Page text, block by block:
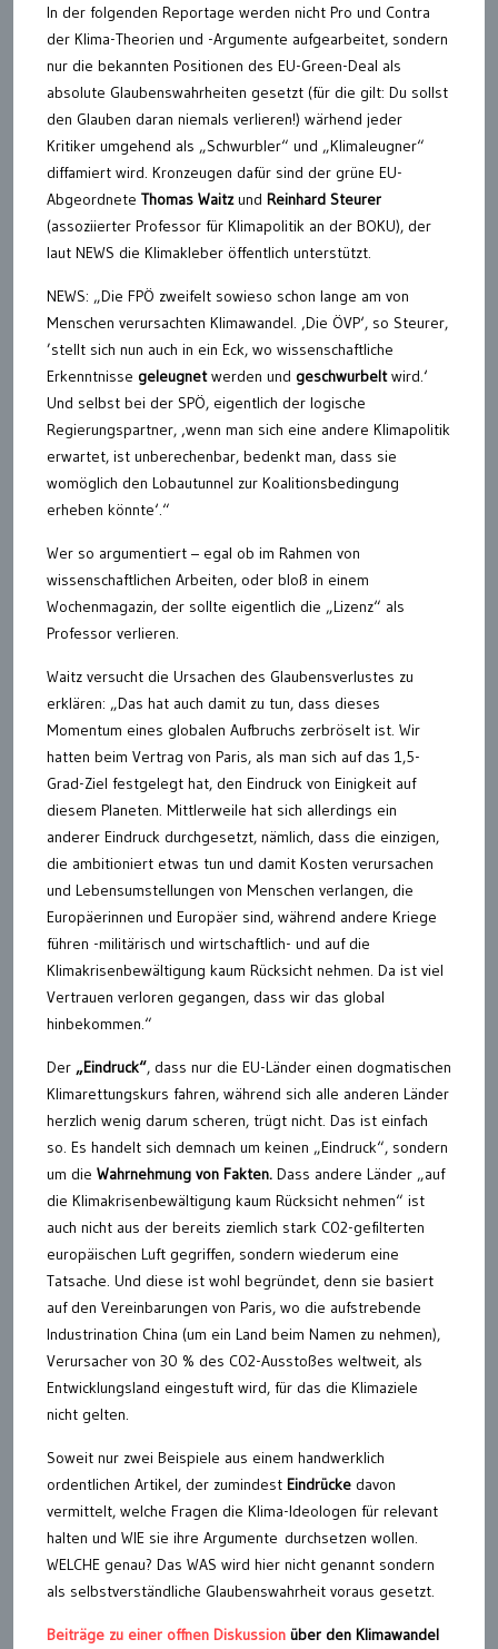
In der folgenden Reportage werden nicht Pro und Contra
der Klima-Theorien und -Argumente aufgearbeitet, sondern
nur die bekannten Positionen des EU-Green-Deal als
absolute Glaubenswahrheiten gesetzt (für die gilt: Du sollst
den Glauben daran niemals verlieren!) wärhend jeder
Kritiker umgehend als „Schwurbler“ und „Klimaleugner“
diffamiert wird. Kronzeugen dafür sind der grüne EU-
Abgeordnete Thomas Waitzund Reinhard Steurer
(assoziierter Professor für Klimapolitik an der BOKU), der
laut NEWS die Klimakleber öffentlich unterstützt.
NEWS: „Die FPÖ zweifelt sowieso schon lange am von
Menschen verursachten Klimawandel. ‚Die ÖVP‘, so Steurer,
’stellt sich nun auch in ein Eck, wo wissenschaftliche
Erkenntnisse geleugnetwerden und geschwurbeltwird.‘
Und selbst bei der SPÖ, eigentlich der logische
Regierungspartner, ‚wenn man sich eine andere Klimapolitik
erwartet, ist unberechenbar, bedenkt man, dass sie
womöglich den Lobautunnel zur Koalitionsbedingung
erheben könnte‘.“
Wer so argumentiert – egal ob im Rahmen von
wissenschaftlichen Arbeiten, oder bloß in einem
Wochenmagazin, der sollte eigentlich die „Lizenz“ als
Professor verlieren.
Waitz versucht die Ursachen des Glaubensverlustes zu
erklären: „Das hat auch damit zu tun, dass dieses
Momentum eines globalen Aufbruchs zerbröselt ist. Wir
hatten beim Vertrag von Paris, als man sich auf das 1,5-
Grad-Ziel festgelegt hat, den Eindruck von Einigkeit auf
diesem Planeten. Mittlerweile hat sich allerdings ein
anderer Eindruck durchgesetzt, nämlich, dass die einzigen,
die ambitioniert etwas tun und damit Kosten verursachen
und Lebensumstellungen von Menschen verlangen, die
Europäerinnen und Europäer sind, während andere Kriege
führen -militärisch und wirtschaftlich- und auf die
Klimakrisenbewältigung kaum Rücksicht nehmen. Da ist viel
Vertrauen verloren gegangen, dass wir das global
hinbekommen.“
Der „Eindruck“, dass nur die EU-Länder einen dogmatischen
Klimarettungskurs fahren, während sich alle anderen Länder
herzlich wenig darum scheren, trügt nicht. Das ist einfach
so. Es handelt sich demnach um keinen „Eindruck“, sondern
um die Wahrnehmung von Fakten. Dass andere Länder „auf
die Klimakrisenbewältigung kaum Rücksicht nehmen“ ist
auch nicht aus der bereits ziemlich stark C02-gefilterten
europäischen Luft gegriffen, sondern wiederum eine
Tatsache. Und diese ist wohl begründet, denn sie basiert
auf den Vereinbarungen von Paris, wo die aufstrebende
Industrination China (um ein Land beim Namen zu nehmen),
Verursacher von 30 % des C02-Ausstoßes weltweit, als
Entwicklungsland eingestuft wird, für das die Klimaziele
nicht gelten.
Soweit nur zwei Beispiele aus einem handwerklich
ordentlichen Artikel, der zumindest Eindrücke davon
vermittelt, welche Fragen die Klima-Ideologen für relevant
halten und WIE sie ihre Argumente durchsetzen wollen.
WELCHE genau? Das WAS wird hier nicht genannt sondern
als selbstverständliche Glaubenswahrheit voraus gesetzt.
Beiträge zu einer offnen Diskussion über den Klimawandel